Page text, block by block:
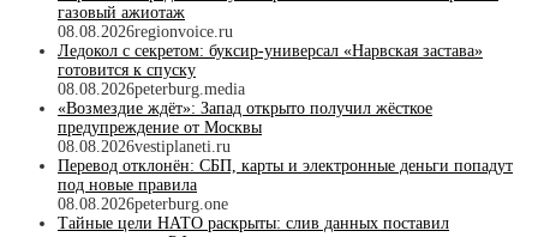
газовый ажиотаж
08.08.2026regionvoice.ru
Ледокол с секретом: буксир-универсал «Нарвская застава»
готовится к спуску
08.08.2026peterburg.media
«Возмездие ждёт»: Запад открыто получил жёсткое
предупреждение от Москвы
08.08.2026vestiplaneti.ru
Перевод отклонён: СБП, карты и электронные деньги попадут
под новые правила
08.08.2026peterburg.one
Тайные цели НАТО раскрыты: слив данных поставил